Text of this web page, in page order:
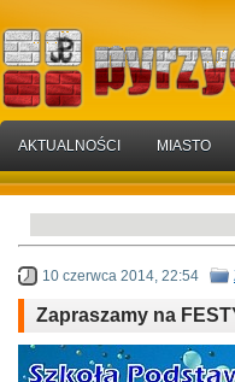
AKTUALNOŚCI MIASTO
10 czerwca 2014, 22:54
Zapraszamy na